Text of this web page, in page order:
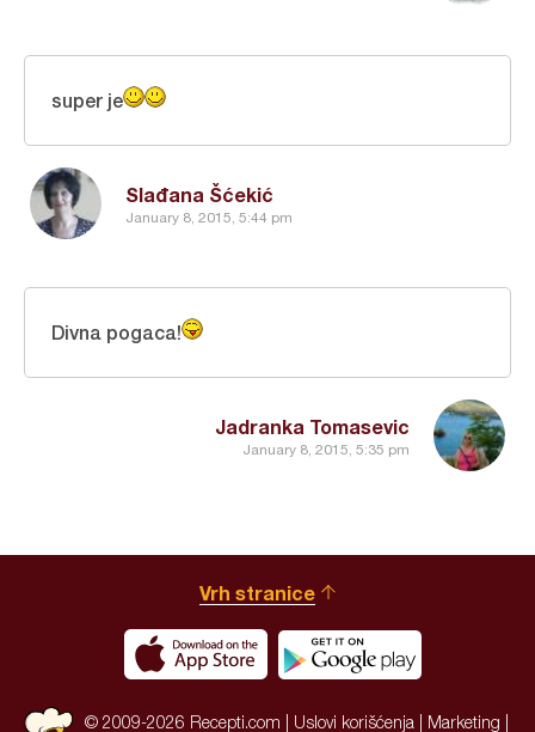
Slađana Šćekić
January 8, 2015, 5:44 pm
super je
Jadranka Tomasevic
January 8, 2015, 5:35 pm
Divna pogaca!
Vrh stranice
© 2009-2026 Recepti.com | Uslovi korišćenja Marketing